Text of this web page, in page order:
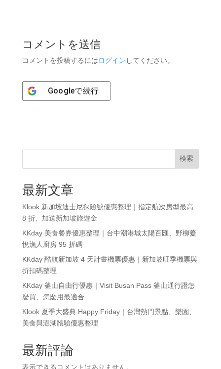
コメントを送信
コメントを投稿するにはログイン してください。
Googleで続行
検索
最新文章
Klook 新加坡迪士尼探險號優惠整理｜指定航次房型最高
8 折、加送新加坡旅遊金
KKday 美食餐券優惠整理｜台中潮港城太陽百匯、野柳薆
悅漁人廚房 95 折碼
KKday 酷航新加坡 4 天計畫機票優惠｜新加坡旺季機票與
折扣碼整理
KKday 釜山自由行優惠｜Visit Busan Pass 釜山通行證怎
麼買、怎麼用最適合
Klook 夏季大盛典 Happy Friday｜台灣熱門景點、樂園、
美食與澎湖體驗優惠整理
最新評論
表示できるコメントはありません。